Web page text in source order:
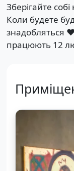
Зберігайте
Коли будете
знадобляться
працюють 12